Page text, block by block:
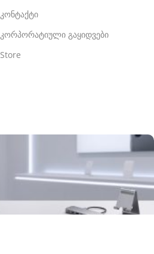
კონტაქტი
კორპორატიული გაყიდვები
Store